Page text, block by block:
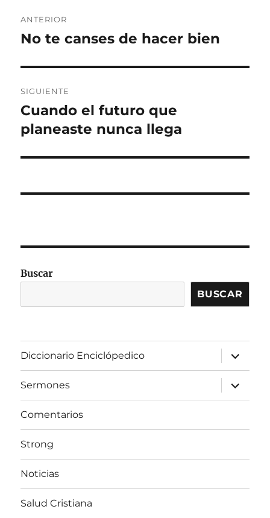
de
ANTERIOR
Entrada
No te canses de hacer bien
SIGUIENTE
Entrada
siguiente:
Cuando el futuro que
planeaste nunca llega
Buscar
BUSCAR
Diccionario Enciclópedico
expandir
el
menú
inferior
Sermones
expandir
el
menú
Comentarios
Strong
Noticias
Salud Cristiana